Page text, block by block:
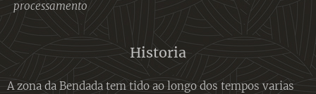
processamento
Historia
A zona da Bendada tem tido ao longo dos tempos varias